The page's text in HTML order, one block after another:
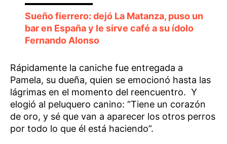
Sueño fierrero: dejó La Matanza, puso un
bar en España y le sirve café a su ídolo
Fernando Alonso
Rápidamente la caniche fue entregada a
Pamela, su dueña, quien se emocionó hasta las
lágrimas en el momento del reencuentro. Y
elogió al peluquero canino: “Tiene un corazón
de oro, y sé que van a aparecer los otros perros
por todo lo que él está haciendo”.